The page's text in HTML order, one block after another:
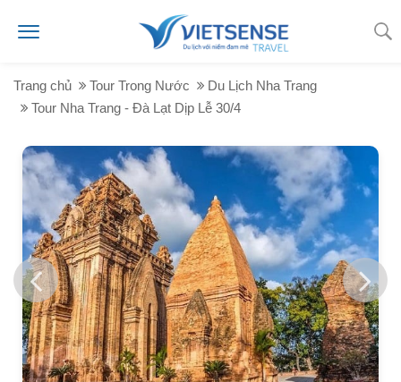
Trang chủ Tour Trong Nước
Du Lịch Nha Trang
Tour Nha Trang - Đà Lạt Dịp Lễ 30/4